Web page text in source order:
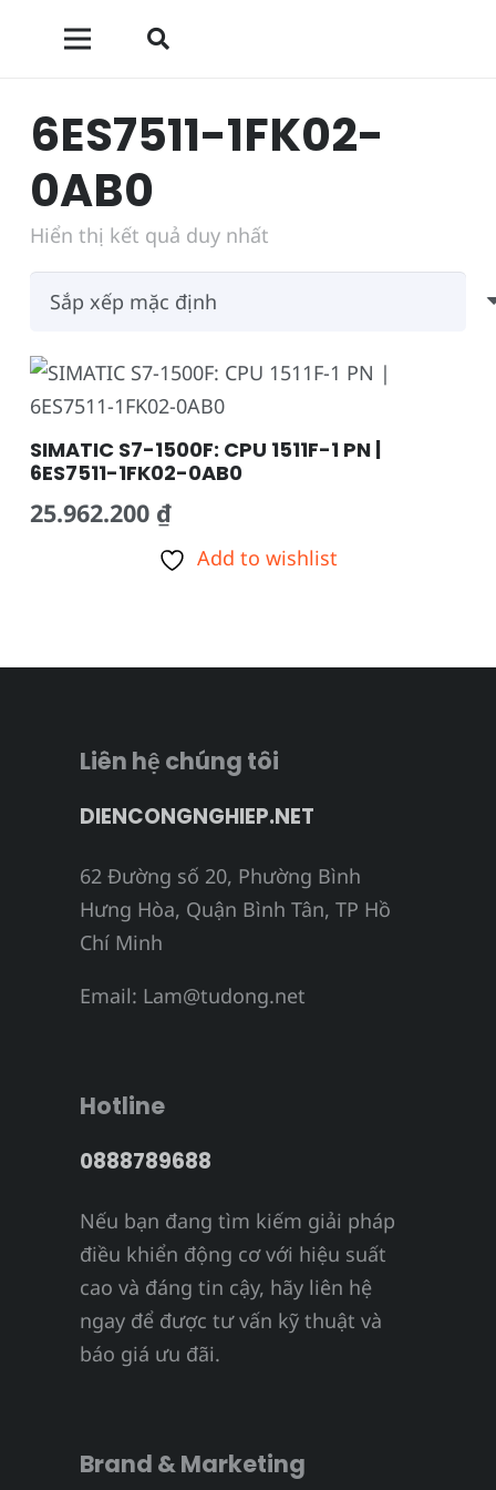
6ES7511-1FK02-
0AB0
Hiển thị kết quả duy nhất
SIMATIC S7-1500F: CPU 1511F-1 PN |
6ES7511-1FK02-0AB0
25.962.200 ₫
Add to wishlist
Liên hệ chúng tôi
DIENCONGNGHIEP.NET
62 Đường số 20, Phường Bình
Hưng Hòa, Quận Bình Tân, TP Hồ
Chí Minh
Email: Lam@tudong.net
Hotline
0888789688
Nếu bạn đang tìm kiếm giải pháp
điều khiển động cơ với hiệu suất
cao và đáng tin cậy, hãy liên hệ
ngay để được tư vấn kỹ thuật và
báo giá ưu đãi.
Brand & Marketing